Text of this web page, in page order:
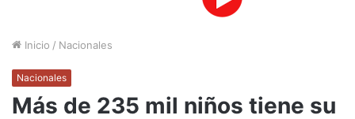
Inicio / Nacionales
Nacionales
Más de 235 mil niños tiene su